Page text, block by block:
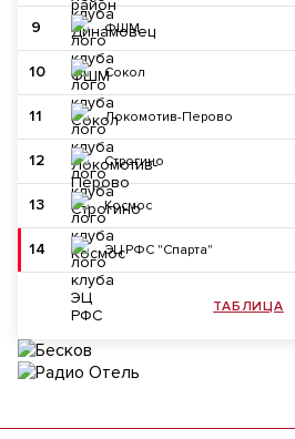
9 ФШМ
10 Сокол
11 Локомотив-Перово
12 Строгино
13 Космос
14 ЭЦ РФС "Спарта"
ТАБЛИЦА